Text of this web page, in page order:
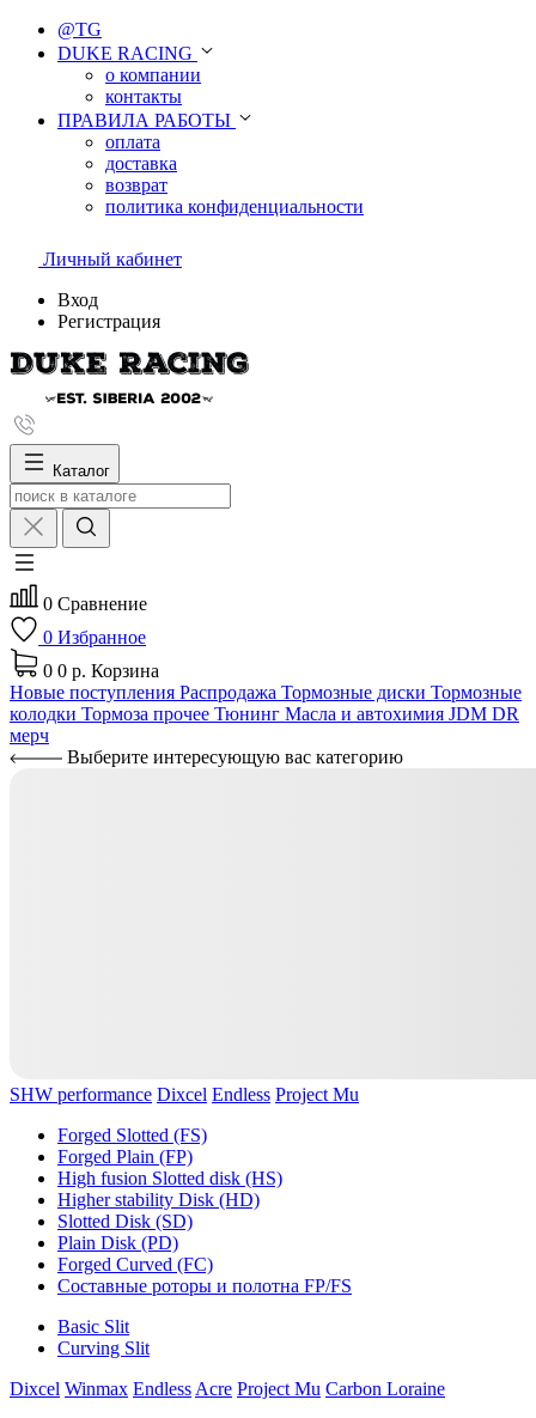
@TG
DUKE RACING
о компании
контакты
ПРАВИЛА РАБОТЫ
оплата
доставка
возврат
политика конфиденциальности
Личный кабинет
Вход
Регистрация
Каталог
0 Сравнение
0 Избранное
0 0 р. Корзина
Новые поступления Распродажа Тормозные диски Тормозные
колодки Тормоза прочее Тюнинг Масла и автохимия JDM DR
мерч
Выберите интересующую вас категорию
SHW performance Dixcel Endless Project Mu
Forged Slotted (FS)
Forged Plain (FP)
High fusion Slotted disk (HS)
Higher stability Disk (HD)
Slotted Disk (SD)
Plain Disk (PD)
Forged Curved (FC)
Составные роторы и полотна FP/FS
Basic Slit
Curving Slit
Dixcel Winmax Endless Acre Project Mu Carbon Loraine